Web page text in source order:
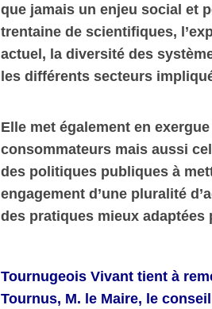
que jamais un enjeu social et
trentaine de scientifiques,
actuel, la diversité des
les différents secteurs
Elle met également en
consommateurs mais aussi
des politiques publiques à
engagement d’une pluralité
des pratiques mieux adaptées
Tournugeois Vivant tient à
Tournus, M. le Maire, le